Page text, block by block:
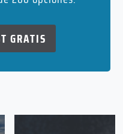
GRATIS